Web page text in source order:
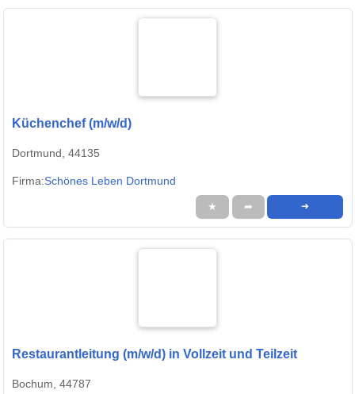
Küchenchef (m/w/d)
Dortmund, 44135
Firma:Schönes Leben Dortmund
★ ➦ ➜
Restaurantleitung (m/w/d) in Vollzeit und Teilzeit
Bochum, 44787